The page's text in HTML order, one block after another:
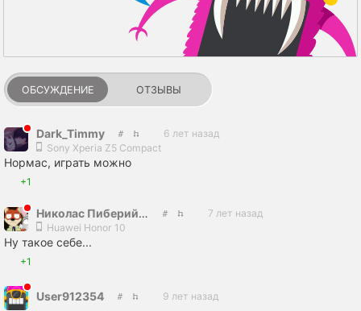
ОБСУЖДЕНИЕ ОТЗЫВЫ
Dark_Timmy
6 лет назад
Sony Xperia Z5 Compact
Нормас, играть можно
+1
Николас Пиберий Уайлд
7 лет назад
Huawei Honor 10
Ну такое себе...
+1
User912354 9 лет назад